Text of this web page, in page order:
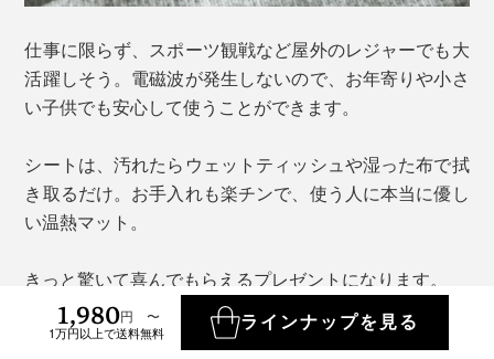
仕事に限らず、スポーツ観戦など屋外のレジャーでも大
活躍しそう。電磁波が発生しないので、お年寄りや小さ
い子供でも安心して使うことができます。
シートは、汚れたらウェットティッシュや湿った布で拭
き取るだけ。お手入れも楽チンで、使う人に本当に優し
い温熱マット。
きっと驚いて喜んでもらえるプレゼントになります。
商品を詳しく見る >>
1,980円 〜
1万円以上で送料無料
ラインナップを見る